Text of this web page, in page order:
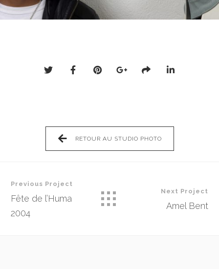
RETOUR AU STUDIO PHOTO
Previous Project
Fête de l’Huma
2004
Next Project
Amel Bent